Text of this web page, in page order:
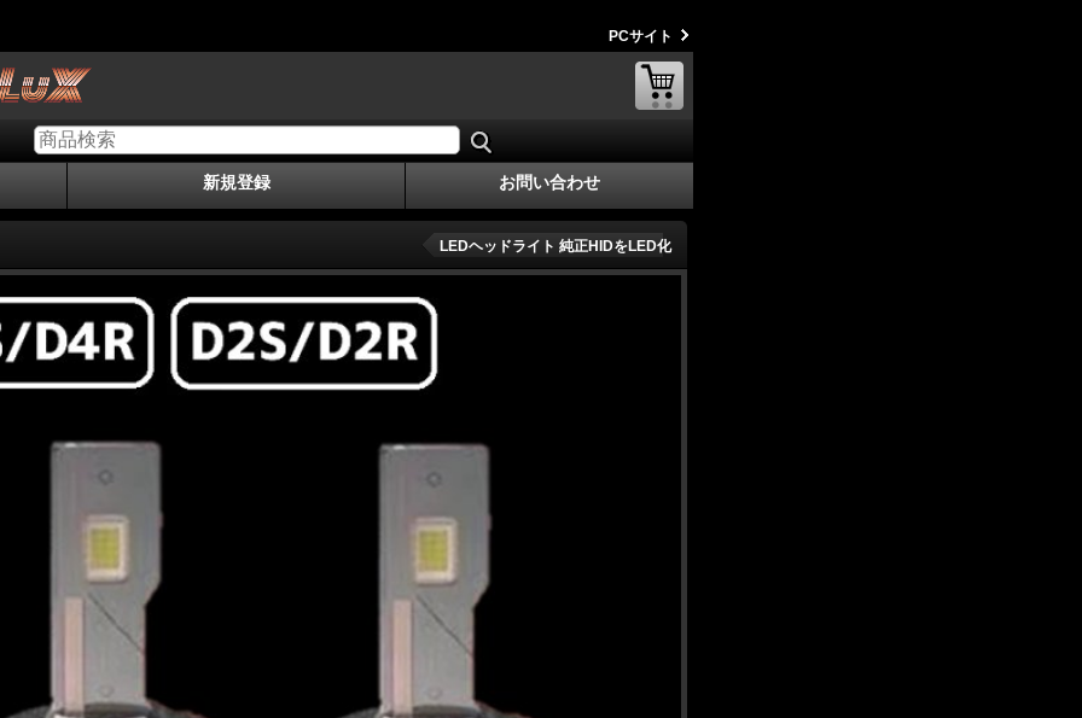
PCサイト
新規登録 お問い合わせ
LEDヘッドライト 純正HIDをLED化